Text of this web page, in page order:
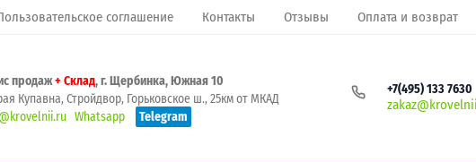
соглашение Контакты Отзывы Оплата и возврат
продаж+ Склад, г. Щербинка, Южная 10
Купавна, Стройдвор, Горьковское ш., 25км от МКАД
Whatsapp Telegram
+7(495) 133 7630